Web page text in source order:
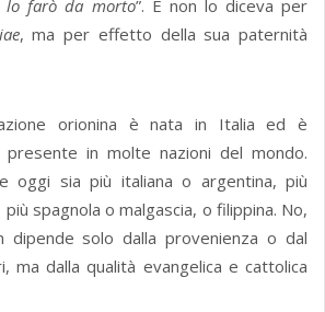
lo farò da morto”. E non lo diceva per
, ma per effetto della sua paternità
orionina è nata in Italia ed è
presente in molte nazioni del mondo.
oggi sia più italiana o argentina, più
spagnola o malgascia, o filippina. No,
dipende solo dalla provenienza o dal
ma dalla qualità evangelica e cattolica